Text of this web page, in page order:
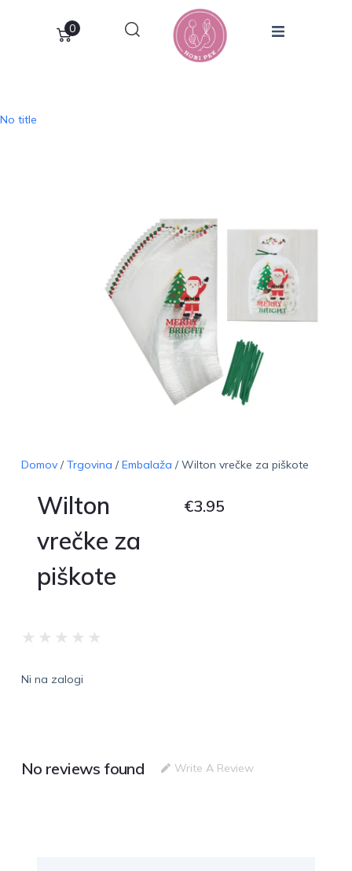
0
No title
Domov/Trgovina /Embalaža / Wilton vrečke za piškote
Wilton
vrečke za
piškote
€3.95
★ ★ ★ ★ ★
Ni na zalogi
No reviews found Write A Review